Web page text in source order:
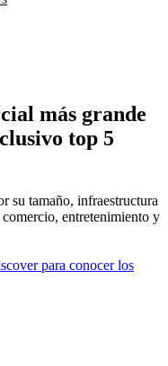
más grande
top 5
su tamaño, infraestructura
entretenimiento y
para conocer los